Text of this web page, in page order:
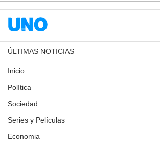
ÚLTIMAS NOTICIAS
Inicio
Política
Sociedad
Series y Películas
Economia